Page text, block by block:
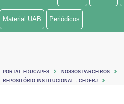
Ministério de Minas e Energia
Ministério do Turismo
Material UAB Periódicos
PORTAL EDUCAPES
NOSSOS PARCEIROS
REPOSITÓRIO INSTITUCIONAL - CEDERJ